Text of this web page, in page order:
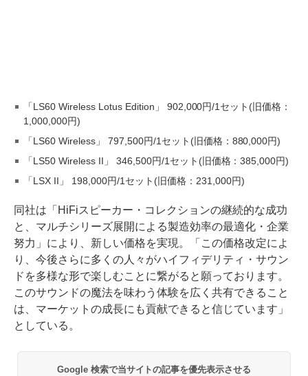
「LS60 Wireless Lotus Edition」 902,000円/1セット(旧価格：
1,000,000円)
「LS60 Wireless」 797,500円/1セット(旧価格：880,000円)
「LS50 Wireless II」 346,500円/1セット(旧価格：385,000円)
「LSX II」 198,000円/1セット(旧価格：231,000円)
同社は「HiFiスピーカー・コレクションの継続的な成功
と、マルチシリーズ展開による製造効率の最適化・企業
努力」により、新しい価格を実現。「この価格改定によ
り、今後さらに多くの⼈々がハイフィデリティ・サウン
ドを多様な形で楽しむことに繋がると願っております。
このサウンドの魔法を味わう体験を広く共有できること
は、マーケットの成⻑にも貢献できると信じています」
としている。
Google 検索で当サイトの記事を優先表示させる